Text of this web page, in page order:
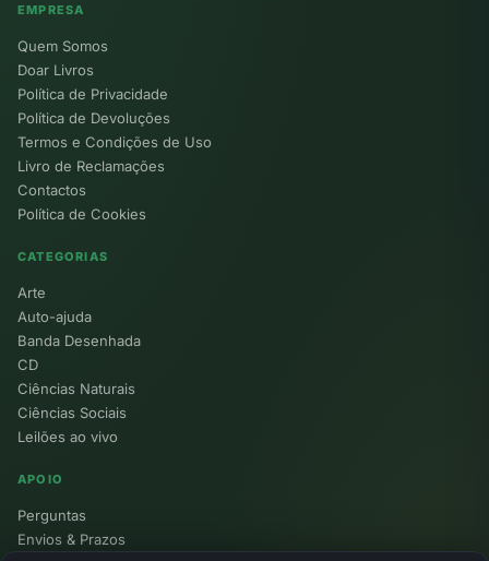
EMPRESA
Quem Somos
Doar Livros
Política de Privacidade
Política de Devoluções
Termos e Condições de Uso
Livro de Reclamações
Contactos
Política de Cookies
CATEGORIAS
Arte
Auto-ajuda
Banda Desenhada
CD
Ciências Naturais
Ciências Sociais
Leilões ao vivo
APOIO
Perguntas
Envios & Prazos